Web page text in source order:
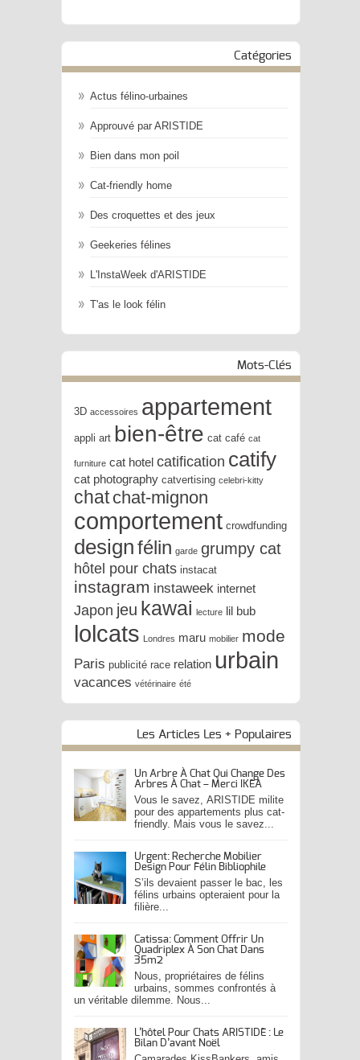
Catégories
Actus félino-urbaines
Approuvé par ARISTIDE
Bien dans mon poil
Cat-friendly home
Des croquettes et des jeux
Geekeries félines
L'InstaWeek d'ARISTIDE
T'as le look félin
Mots-Clés
3D accessoires appartement
appli art bien-être cat café cat
furniture cat hotel catification catify
cat photography catvertising celebri-kitty
chat chat-mignon
comportement crowdfunding
designfélin garde grumpy cat
hôtel pour chats instacat
instagram instaweek internet
Japon jeu kawai lecture lil bub
lolcats Londres maru mobilier mode
Paris publicité race relation urbain
vacances vétérinaire été
Les Articles Les + Populaires
Un Arbre À Chat Qui Change Des
Arbres À Chat – Merci IKEA
Vous le savez, ARISTIDE milite
pour des appartements plus cat-
friendly. Mais vous le savez...
Urgent: Recherche Mobilier
Design Pour Félin Bibliophile
S’ils devaient passer le bac, les
félins urbains opteraient pour la
filière...
Catissa: Comment Offrir Un
Quadriplex À Son Chat Dans
35m2
Nous, propriétaires de félins
urbains, sommes confrontés à
un véritable dilemme. Nous...
L’hôtel Pour Chats ARISTIDE : Le
Bilan D’avant Noël